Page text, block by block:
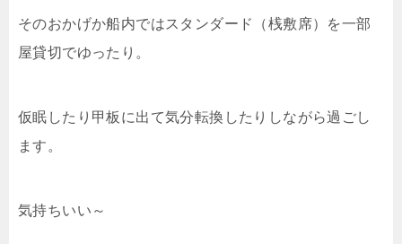
そのおかげか船内ではスタンダード（桟敷席）を一部
屋貸切でゆったり。
仮眠したり甲板に出て気分転換したりしながら過ごし
ます。
気持ちいい～